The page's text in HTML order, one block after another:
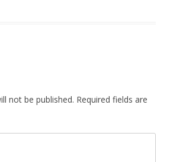
not be published. Required fields are